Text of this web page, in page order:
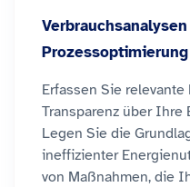
Prozessoptimierung
Erfassen Sie
Transparenz über Ihre
Legen Sie die
ineffizienter
von Maßnahmen, die